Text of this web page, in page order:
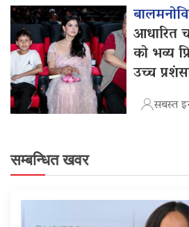
आधारित
को भव्य
उच्च
सबस्त
सम्बन्धित खवर